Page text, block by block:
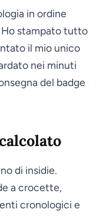
in ordine
stampato tutto
il mio unico
nei minuti
del badge
di insidie.
a crocette,
cronologici e